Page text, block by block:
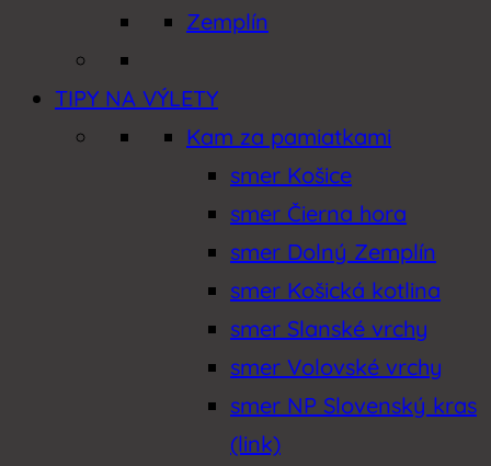
Zemplín
TIPY NA VÝLETY
Kam za pamiatkami
smer Košice
smer Čierna hora
smer Dolný Zemplín
smer Košická kotlina
smer Slanské vrchy
smer Volovské vrchy
smer NP Slovenský kras
(link)